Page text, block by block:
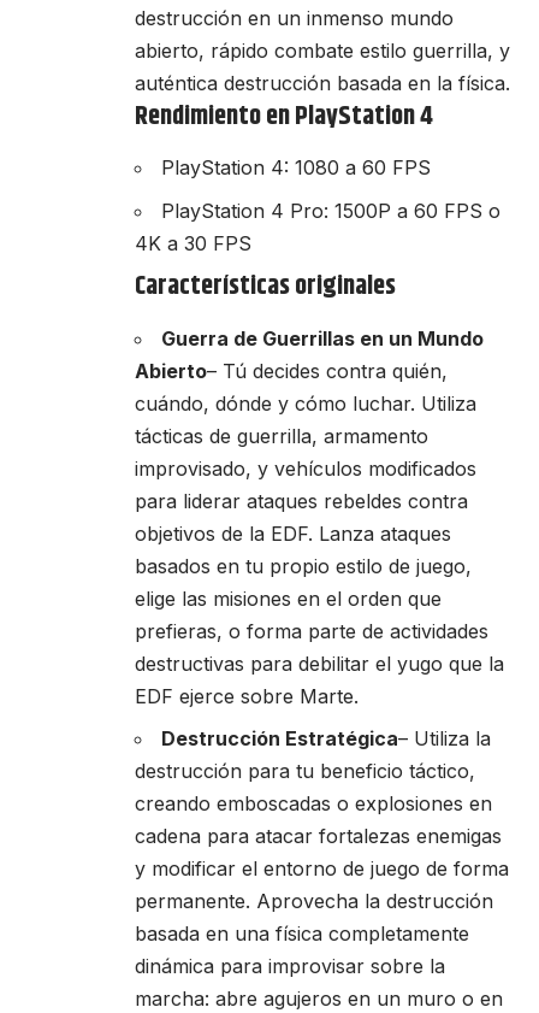
destrucción en un inmenso mundo
abierto, rápido combate estilo guerrilla, y
auténtica destrucción basada en la física.
Rendimiento en PlayStation 4
PlayStation 4: 1080 a 60 FPS
PlayStation 4 Pro: 1500P a 60 FPS o
4K a 30 FPS
Características originales
Guerra de Guerrillas en un Mundo
Abierto– Tú decides contra quién,
cuándo, dónde y cómo luchar. Utiliza
tácticas de guerrilla, armamento
improvisado, y vehículos modificados
para liderar ataques rebeldes contra
objetivos de la EDF. Lanza ataques
basados en tu propio estilo de juego,
elige las misiones en el orden que
prefieras, o forma parte de actividades
destructivas para debilitar el yugo que la
EDF ejerce sobre Marte.
Destrucción Estratégica– Utiliza la
destrucción para tu beneficio táctico,
creando emboscadas o explosiones en
cadena para atacar fortalezas enemigas
y modificar el entorno de juego de forma
permanente. Aprovecha la destrucción
basada en una física completamente
dinámica para improvisar sobre la
marcha: abre agujeros en un muro o en